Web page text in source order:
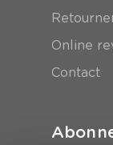
Online
Contact